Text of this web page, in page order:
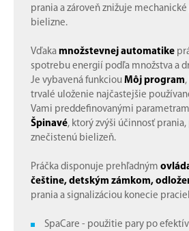
prania a zároveň znižuje
bielizne.
Vďaka množstevnej automatike
spotrebu energií podľa množstva a
Je vybavená funkciou Môj program
trvalé uloženie najčastejšie
Vami preddefinovanými
Špinavé, ktorý zvýši účinnosť
znečistenú bielizeň.
Práčka disponuje prehľadným
češtine, detským zámkom,
prania a signalizáciou konecie
SpaCare - použitie pary po